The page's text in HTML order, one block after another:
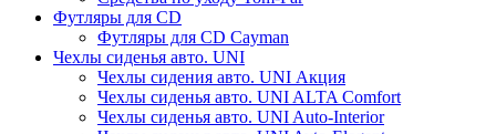
Футляры для CD
Футляры для CD Cayman
Чехлы сиденья авто. UNI
Чехлы сидения авто. UNI Акция
Чехлы сиденья авто. UNI ALTA Comfort
Чехлы сиденья авто. UNI Auto-Interior